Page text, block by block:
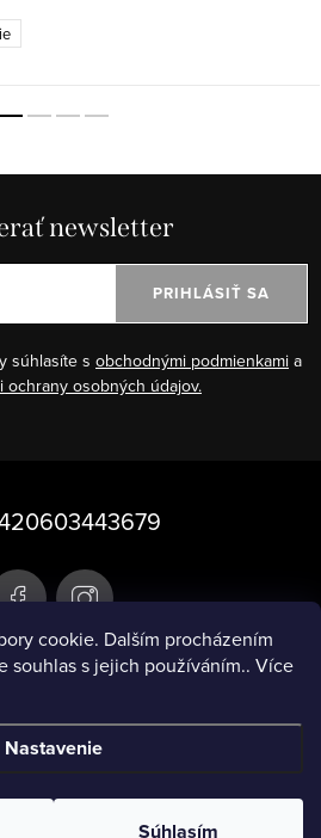
cookie. Dalším procházením
souhlas s jejich používáním.. Více
Nastavenie
Súhlasím
newsletter
súhlasíte s obchodnými podmienkami a
ochrany osobných údajov.
PRIHLÁSIŤ SA
vyhradené.